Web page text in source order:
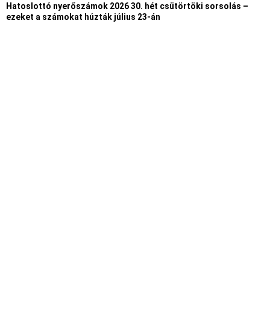
Hatoslottó nyerőszámok 2026 30. hét csütörtöki sorsolás –
ezeket a számokat húzták július 23-án